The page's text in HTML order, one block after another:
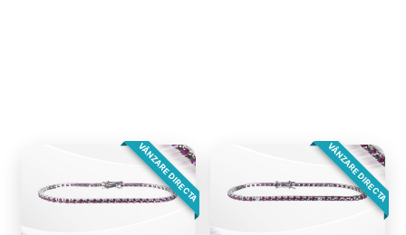
VÂNZARE DIRECTA VÂNZARE DIRECTA